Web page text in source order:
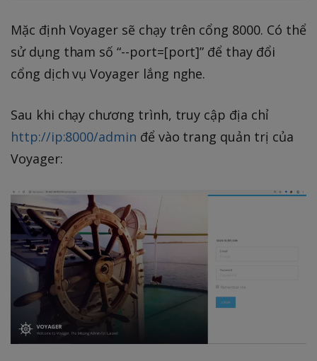
Mặc định Voyager sẽ chạy trên cổng 8000. Có thể
sử dụng tham số “--port=[port]” để thay đổi
cổng dịch vụ Voyager lắng nghe.
Sau khi chạy chương trình, truy cập địa chỉ
http://ip:8000/admin để vào trang quản trị của
Voyager: